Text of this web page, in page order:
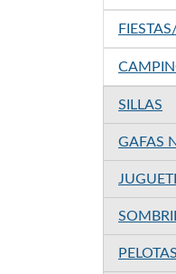
SILLAS
GAFAS